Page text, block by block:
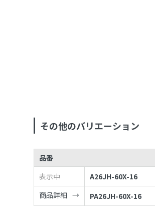
その他のバリエーション
品番
表示中
A26JH-60X-16
商品詳細
PA26JH-60X-16